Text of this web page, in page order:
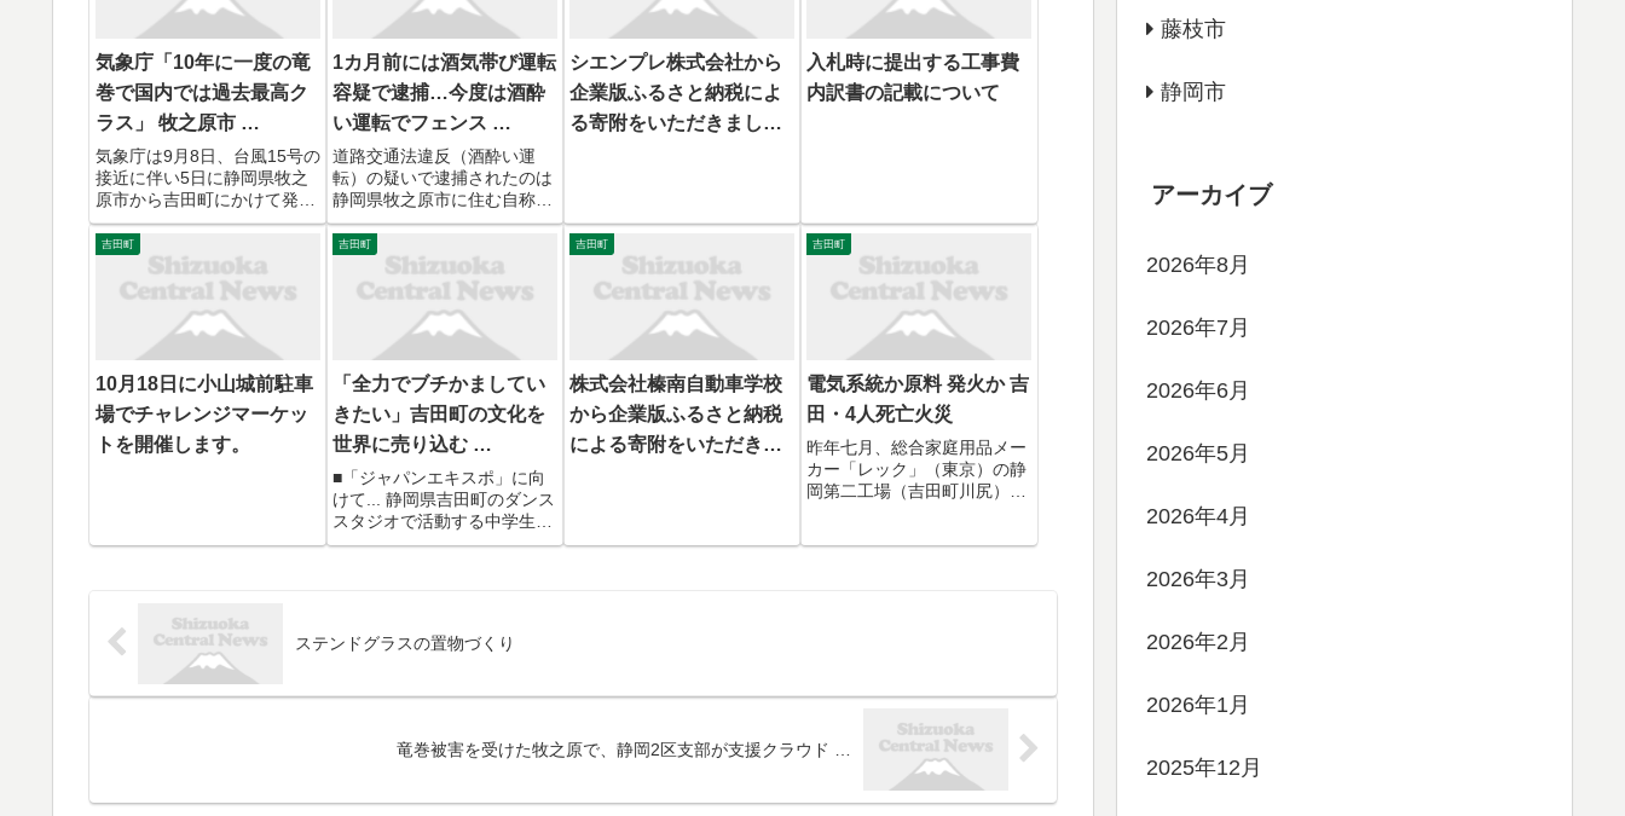
気象庁「10年に一度の竜
巻で国内では過去最高ク
ラス」 牧之原市 …
気象庁は9月8日、台風15号の
接近に伴い5日に静岡県牧之
原市から吉田町にかけて発生
した突風について竜巻と断定
しました。また、掛川市の突
風については「竜巻の可能性
が高い」との見解を示してい
ます。 台風15号の接近に伴
い、牧之原市静波から吉田
1カ月前には酒気帯び運転
容疑で逮捕…今度は酒酔
い運転でフェンス …
道路交通法違反（酒酔い運
転）の疑いで逮捕されたのは
静岡県牧之原市に住む自称・
会社員の男（３５）です。男
は７日午前１時半ごろ、吉田
町内を軽乗用車で酒酔い運転
した疑いが持たれています。
警察によりますと、男は吉田
町神戸の道路でゆるやかな左
カーブを...
シエンプレ株式会社から
企業版ふるさと納税によ
る寄附をいただきました
入札時に提出する工事費
内訳書の記載について
吉田町
10月18日に小山城前駐車
場でチャレンジマーケッ
トを開催します。
吉田町
「全力でブチかましてい
きたい」吉田町の文化を
世界に売り込む …
■「ジャパンエキスポ」に向
けて... 静岡県吉田町のダンス
スタジオで活動する中学生、
高校生が2026年7月、フラン
ブチかましていきたい...
吉田町
株式会社榛南自動車学校
から企業版ふるさと納税
による寄附をいただきま
吉田町
電気系統か原料 発火か 吉
田・4人死亡火災
昨年七月、総合家庭用品メー
カー「レック」（東京）の静
岡第二工場（吉田町川尻）で
ステンドグラスの置物づくり
竜巻被害を受けた牧之原で、静岡2区支部が支援クラウド …
藤枝市
静岡市
アーカイブ
2026年8月
2026年7月
2026年6月
2026年5月
2026年4月
2026年3月
2026年2月
2026年1月
2025年12月